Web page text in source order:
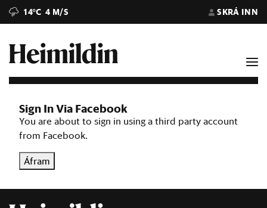
14°C 4 M/S SKRÁ INN
Sign In Via Facebook
You are about to sign in using a third party account
from Facebook.
Áfram